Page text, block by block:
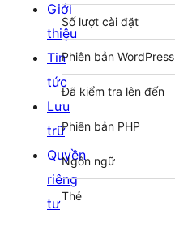
Số lượt cài đặt
Phiên bản WordPress
Đã kiểm tra lên đến
Phiên bản PHP
Ngôn ngữ
Thẻ
Giới
thiệu
Tin
tức
Lưu
trữ
Quyền
riêng
tư